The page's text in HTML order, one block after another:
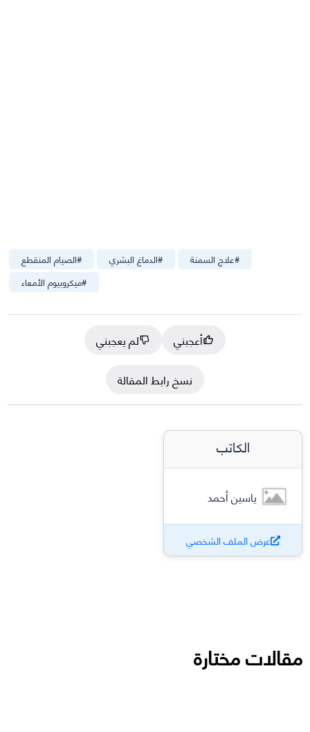
#الصيام المنقطع #الدماغ البشري #علاج السمنة
#ميكروبيوم الأمعاء
أعجبني
لم يعجبني
نسخ رابط المقالة
الكاتب
ياسين أحمد
عرض الملف الشخصي
مقالات مختارة